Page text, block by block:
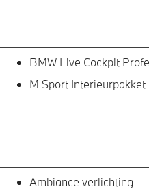
BMW Live Cockpit
M Sport Interieurpakket
Ambiance verlichting